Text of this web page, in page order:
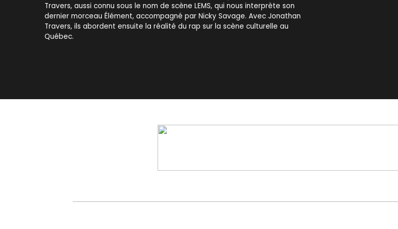
Travers, aussi connu sous le nom de scène LEMS, qui nous interprète son
dernier morceau Élément, accompagné par Nicky Savage. Avec Jonathan
Travers, ils abordent ensuite la réalité du rap sur la scène culturelle au
Québec.